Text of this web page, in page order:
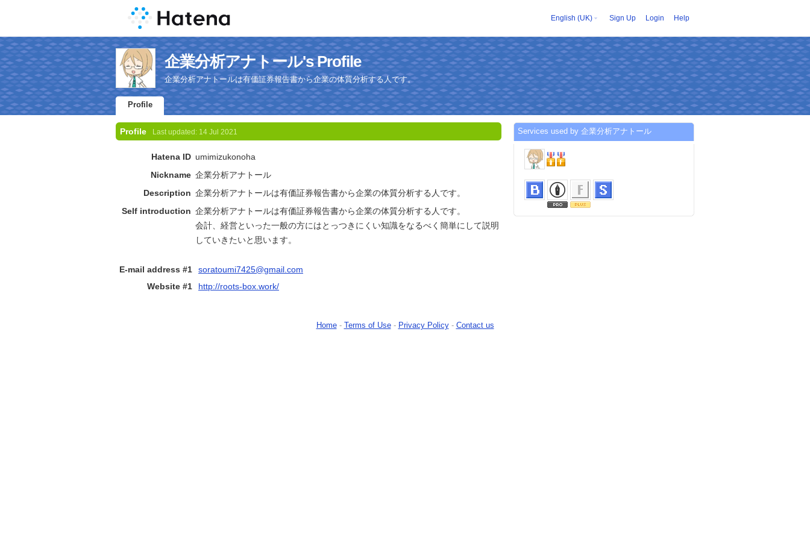
English (UK) Sign Up Login Help
企業分析アナトール's Profile
企業分析アナトールは有価証券報告書から企業の体質分析する人です。
Profile
Profile Last updated: 14 Jul 2021
Hatena ID umimizukonoha
Nickname 企業分析アナトール
Description 企業分析アナトールは有価証券報告書から企業の体質分析する人です。
Self introduction 企業分析アナトールは有価証券報告書から企業の体質分析する人です。
会計、経営といった一般の方にはとっつきにくい知識をなるべく簡単にして説明
していきたいと思います。
E-mail address #1
soratoumi7425@gmail.com
Website #1
http://roots-box.work/
Services used by 企業分析アナトール
Home- Terms of Use- Privacy Policy- Contact us